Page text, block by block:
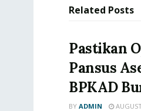
Related Posts
Pastikan
Pansus
BPKAD
BY ADMIN